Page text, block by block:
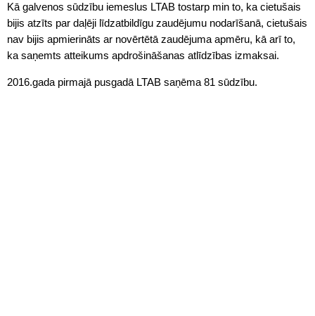
Kā galvenos sūdzību iemeslus LTAB tostarp min to, ka cietušais
bijis atzīts par daļēji līdzatbildīgu zaudējumu nodarīšanā, cietušais
nav bijis apmierināts ar novērtētā zaudējuma apmēru, kā arī to,
ka saņemts atteikums apdrošināšanas atlīdzības izmaksai.
2016.gada pirmajā pusgadā LTAB saņēma 81 sūdzību.